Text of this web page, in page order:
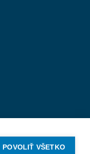
POVOLIŤ VŠETKO
denva.sk